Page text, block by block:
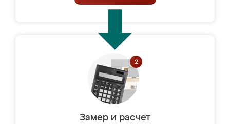
Замер и расчет